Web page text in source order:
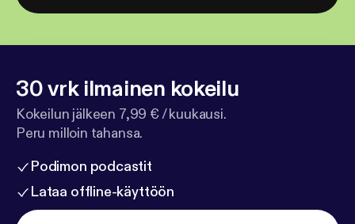
30 vrk ilmainen kokeilu
Kokeilun jälkeen 7,99 € / kuukausi.
Peru milloin tahansa.
Podimon podcastit
Lataa offline-käyttöön